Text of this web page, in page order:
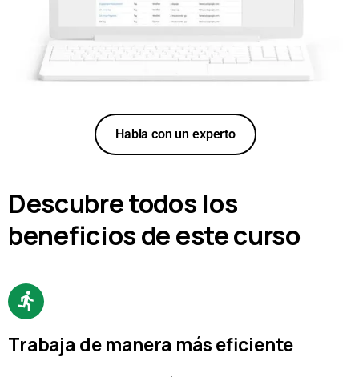
Habla con un experto
Descubre todos los
beneficios de este curso
Trabaja de manera más eficiente